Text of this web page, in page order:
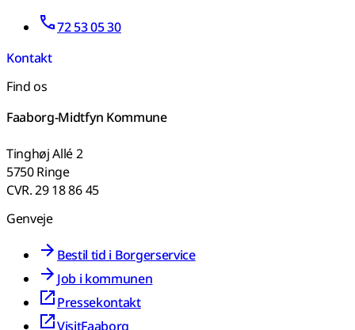
72 53 05 30
Kontakt
Find os
Faaborg-Midtfyn Kommune
Tinghøj Allé 2
5750 Ringe
CVR. 29 18 86 45
Genveje
Bestil tid i Borgerservice
Job i kommunen
Pressekontakt
VisitFaaborg